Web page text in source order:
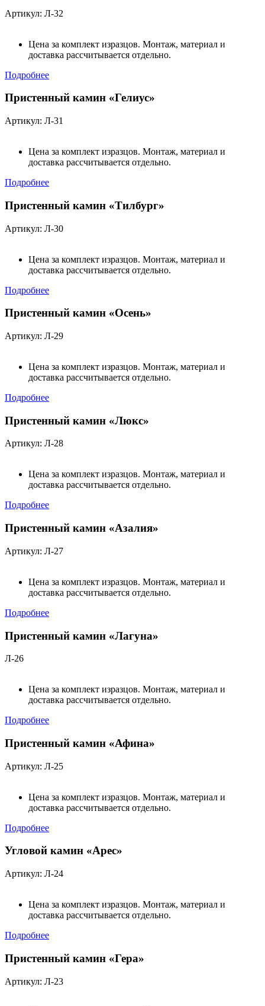
Артикул: Л-32
Цена за комплект изразцов. Монтаж, материал и
доставка рассчитывается отдельно.
Подробнее
Пристенный камин «Гелиус»
Артикул: Л-31
Цена за комплект изразцов. Монтаж, материал и
доставка рассчитывается отдельно.
Подробнее
Пристенный камин «Тилбург»
Артикул: Л-30
Цена за комплект изразцов. Монтаж, материал и
доставка рассчитывается отдельно.
Подробнее
Пристенный камин «Осень»
Артикул: Л-29
Цена за комплект изразцов. Монтаж, материал и
доставка рассчитывается отдельно.
Подробнее
Пристенный камин «Люкс»
Артикул: Л-28
Цена за комплект изразцов. Монтаж, материал и
доставка рассчитывается отдельно.
Подробнее
Пристенный камин «Азалия»
Артикул: Л-27
Цена за комплект изразцов. Монтаж, материал и
доставка рассчитывается отдельно.
Подробнее
Пристенный камин «Лагуна»
Л-26
Цена за комплект изразцов. Монтаж, материал и
доставка рассчитывается отдельно.
Подробнее
Пристенный камин «Афина»
Артикул: Л-25
Цена за комплект изразцов. Монтаж, материал и
доставка рассчитывается отдельно.
Подробнее
Угловой камин «Арес»
Артикул: Л-24
Цена за комплект изразцов. Монтаж, материал и
доставка рассчитывается отдельно.
Подробнее
Пристенный камин «Гера»
Артикул: Л-23